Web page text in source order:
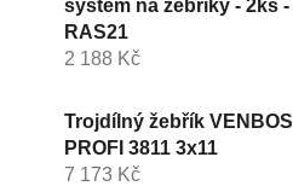
systém na žebříky - 2ks -
RAS21
2 188 Kč
Trojdílný žebřík VENBOS
PROFI 3811 3x11
7 173 Kč